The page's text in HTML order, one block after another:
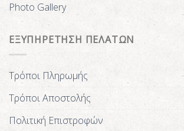
Photo Gallery
ΕΞΥΠΗΡΕΤΗΣΗ ΠΕΛΑΤΩΝ
Τρόποι Πληρωμής
Τρόποι Αποστολής
Πολιτική Επιστροφών